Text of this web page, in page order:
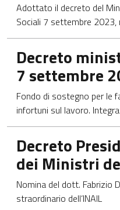
Adottato il decreto del
Sociali 7 settembre 2023,
Decreto
7 settembre
Fondo di sostegno per le
infortuni sul lavoro.
Decreto
dei Ministri
Nomina del dott. Fabrizio
straordinario dell’INAIL